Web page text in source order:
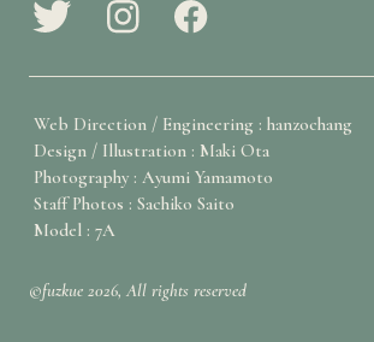
Web Direction / Engineering : hanzochang
Design / Illustration : Maki Ota
Photography : Ayumi Yamamoto
Staff Photos : Sachiko Saito
Model : 7A
©fuzkue 2026, All rights reserved